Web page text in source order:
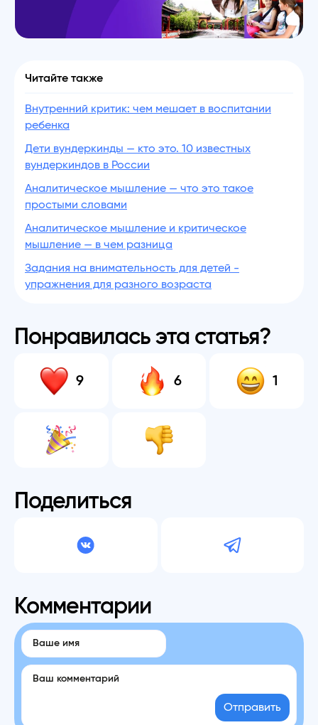
Читайте также
Внутренний критик: чем мешает в воспитании
ребенка
Дети вундеркинды — кто это. 10 известных
вундеркиндов в России
Аналитическое мышление — что это такое
простыми словами
Аналитическое мышление и критическое
мышление — в чем разница
Задания на внимательность для детей -
упражнения для разного возраста
Понравилась эта статья?
9 6 1
Поделиться
Комментарии
Отправить